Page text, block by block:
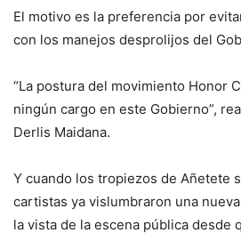
El motivo es la preferencia por
con los manejos desprolijos del
“La postura del movimiento Honor
ningún cargo en este Gobierno”,
Derlis Maidana.
Y cuando los tropiezos de Añetete
cartistas ya vislumbraron una
la vista de la escena pública desde